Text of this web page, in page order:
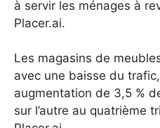
à servir les ménages à
Placer.ai.
Les magasins de
avec une baisse du
augmentation de 3,5 %
sur l’autre au quatrième